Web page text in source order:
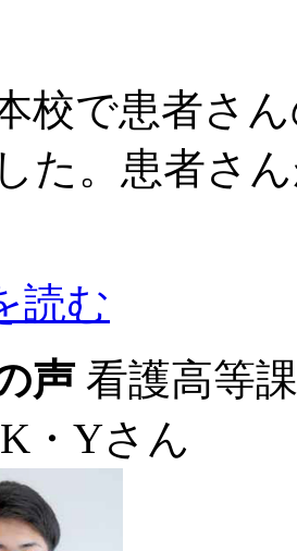
校で患者さ
た。患者さ
読む
声 看護高等
K・Yさん